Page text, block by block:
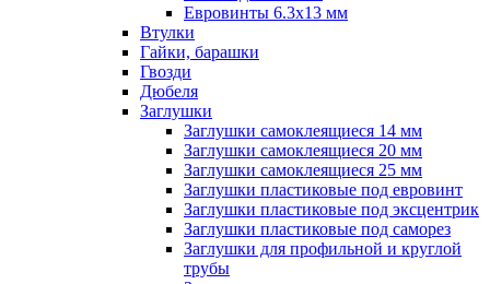
Евровинты 6.3х13 мм
Втулки
Гайки, барашки
Гвозди
Дюбеля
Заглушки
Заглушки самоклеящиеся 14 мм
Заглушки самоклеящиеся 20 мм
Заглушки самоклеящиеся 25 мм
Заглушки пластиковые под евровинт
Заглушки пластиковые под эксцентрик
Заглушки пластиковые под саморез
Заглушки для профильной и круглой
трубы